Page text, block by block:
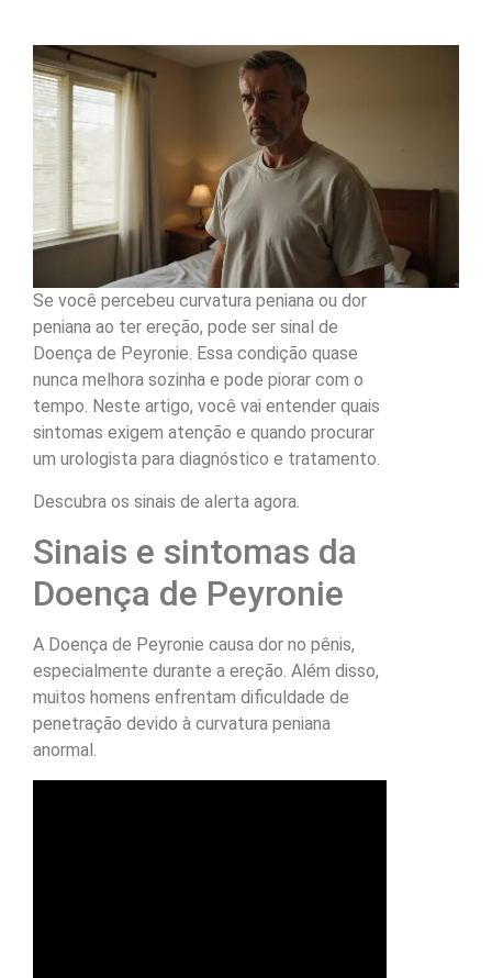
Se você percebeu curvatura peniana ou dor
peniana ao ter ereção, pode ser sinal de
Doença de Peyronie. Essa condição quase
nunca melhora sozinha e pode piorar com o
tempo. Neste artigo, você vai entender quais
sintomas exigem atenção e quando procurar
um urologista para diagnóstico e tratamento.
Descubra os sinais de alerta agora.
Sinais e sintomas da
Doença de Peyronie
A Doença de Peyronie causa dor no pênis,
especialmente durante a ereção. Além disso,
muitos homens enfrentam dificuldade de
penetração devido à curvatura peniana
anormal.